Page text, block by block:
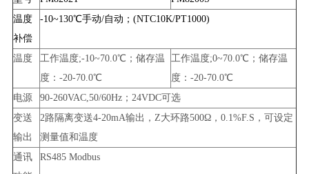
温度
补偿
-10~130℃手动/自动；(NTC10K/PT1000)
温度
工作温度;-10~70.0℃；储存温
度：-20-70.0℃
工作温度;0~70.0℃；储存温
度：-20-70.0℃
电源
90-260VAC,50/60Hz；24VDC可选
变送
输出
2路隔离变送4-20mA输出，Z大环路500Ω，0.1%F.S，可设定
测量值和温度
通讯
RS485 Modbus